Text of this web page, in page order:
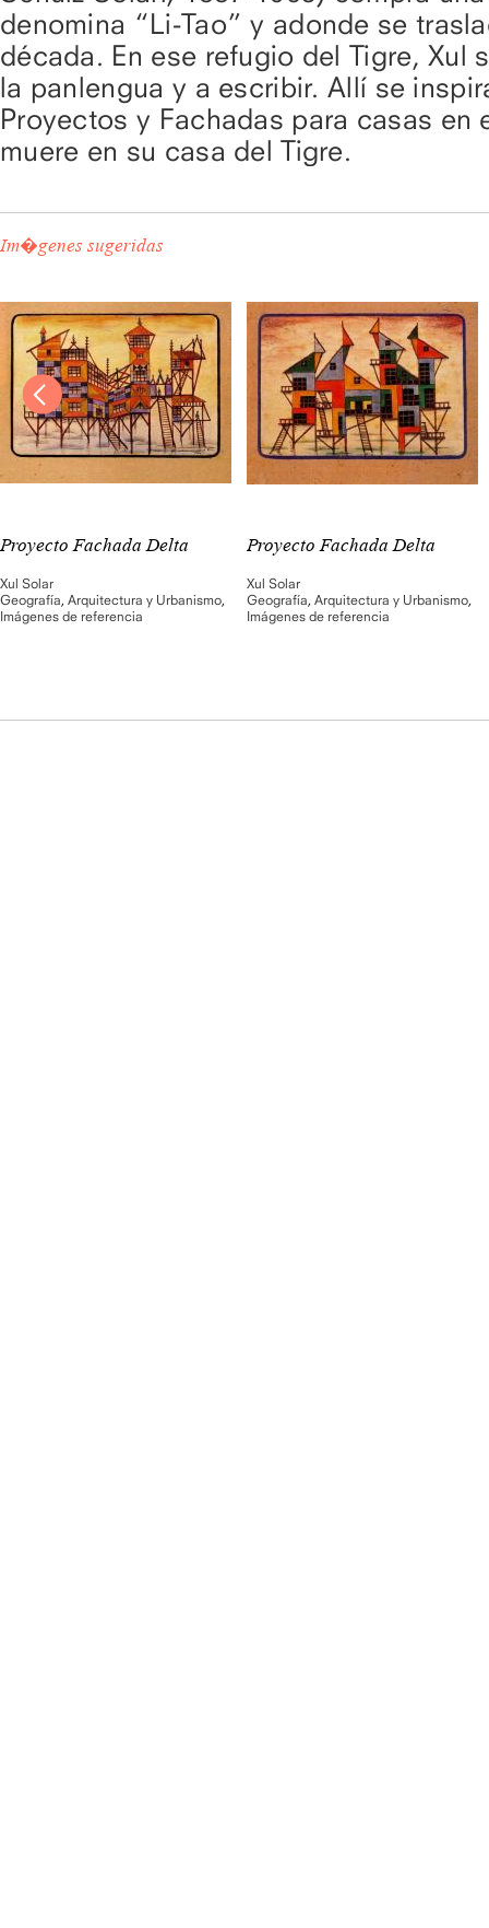
denomina “Li-Tao” y adonde se
década. En ese refugio del Tigre, Xul
la panlengua y a escribir. Allí se
Proyectos y Fachadas para casas en
muere en su casa del Tigre.
Im�genes sugeridas
Proyecto Fachada Delta
Xul Solar
Geografía, Arquitectura y Urbanismo,
Imágenes de referencia
Proyecto Fachada Delta
Xul Solar
Geografía, Arquitectura y Urbanismo,
Imágenes de referencia